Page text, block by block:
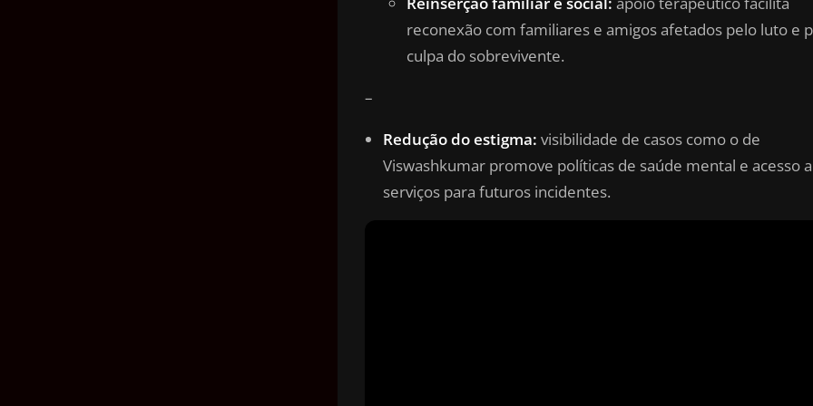
reconexão com familiares e amigos afetados pelo luto e
culpa do sobrevivente.
–
Redução do estigma: visibilidade de casos como o de
Viswashkumar promove políticas de saúde mental e acesso a
serviços para futuros incidentes.